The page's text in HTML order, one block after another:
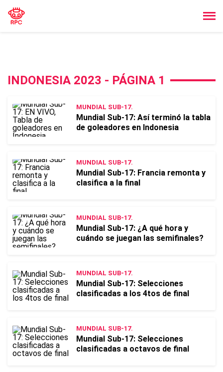
INDONESIA 2023 - PÁGINA 1
MUNDIAL SUB-17.
Mundial Sub-17: Así terminó la tabla
de goleadores en Indonesia
MUNDIAL SUB-17.
Mundial Sub-17: Francia remonta y
clasifica a la final
MUNDIAL SUB-17.
Mundial Sub-17: ¿A qué hora y
cuándo se juegan las semifinales?
MUNDIAL SUB-17.
Mundial Sub-17: Selecciones
clasificadas a los 4tos de final
MUNDIAL SUB-17.
Mundial Sub-17: Selecciones
clasificadas a octavos de final